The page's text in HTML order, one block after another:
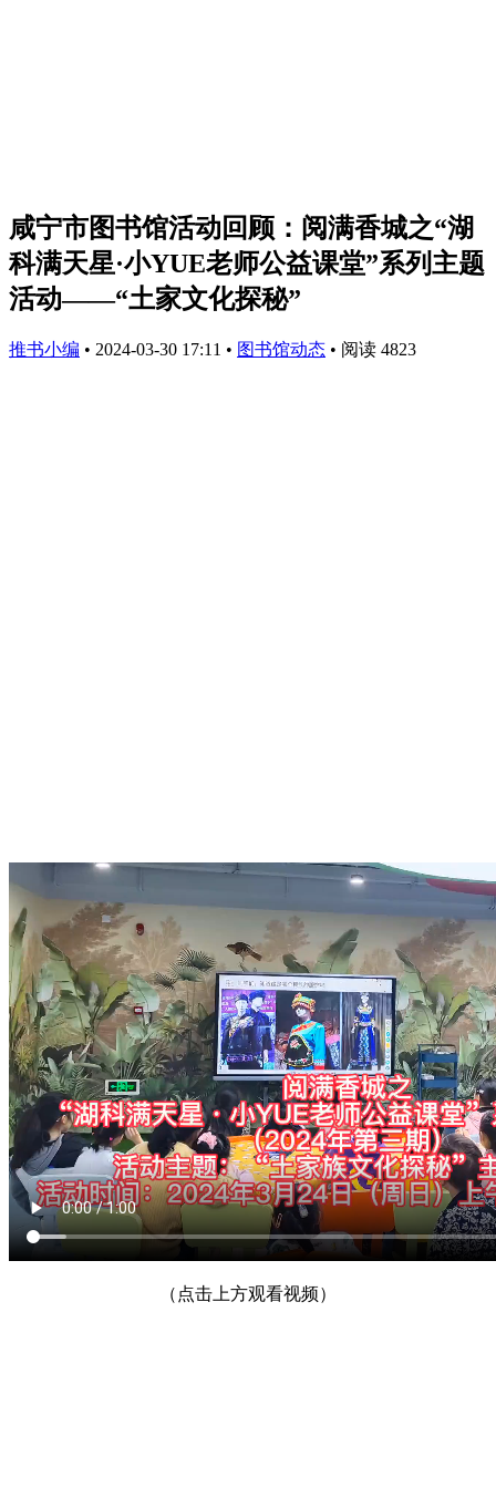
咸宁市图书馆活动回顾：阅满香城之“湖
科满天星·小YUE老师公益课堂”系列主题
活动——“土家文化探秘”
推书小编 • 2024-03-30 17:11 • 图书馆动态 • 阅读 4823
（点击上方观看视频）